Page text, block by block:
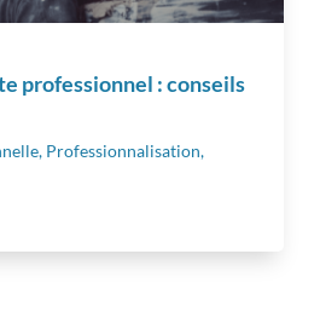
professionnel : conseils
, Professionnalisation,